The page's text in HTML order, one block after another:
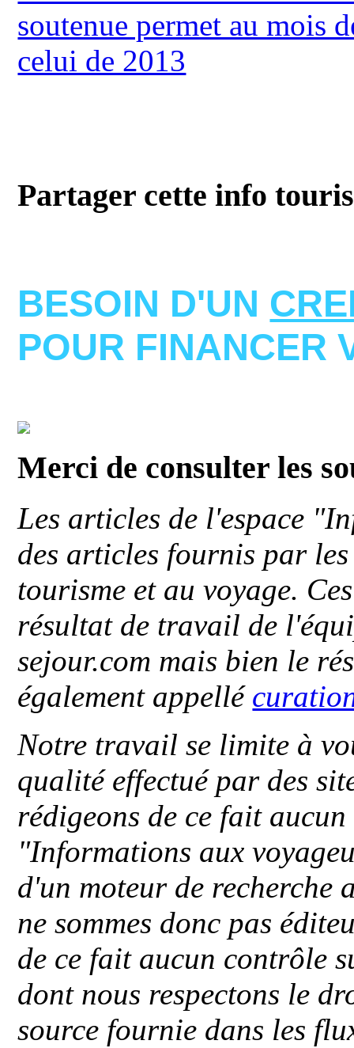
soutenue permet au mois
celui de 2013
Partager cette info
BESOIN D'UN
POUR FINANCER
Merci de consulter les
Les articles de l'espace
des articles fournis par
tourisme et au voyage.
résultat de travail de
sejour.com mais bien le
également appellé
Notre travail se limite à
qualité effectué par des
rédigeons de ce fait
"Informations aux
d'un moteur de recherche
ne sommes donc pas
de ce fait aucun contrôle
dont nous respectons le
source fournie dans les